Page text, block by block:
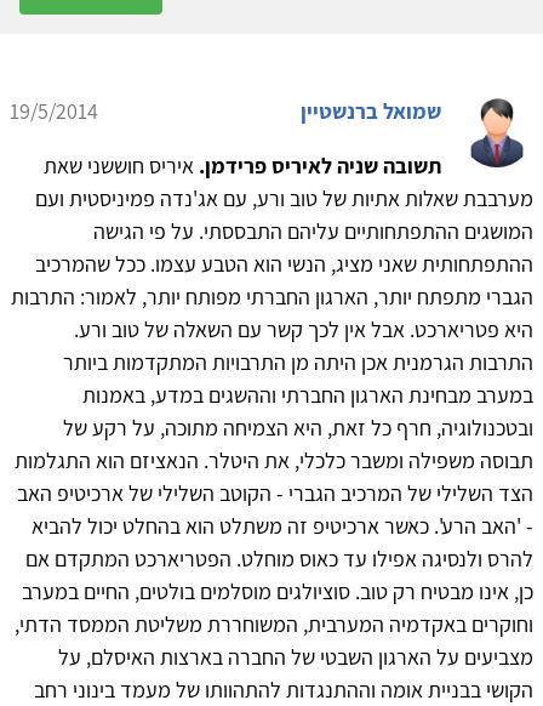
שמואל ברנשטיין
19/5/2014
תשובה שניה לאיריס פרידמן. איריס חוששני שאת
מערבבת שאלות אתיות של טוב ורע, עם אג'נדה פמיניסטית ועם
המושגים ההתפתחותיים עליהם התבססתי. על פי הגישה
ההתפתחותית שאני מציג, הנשי הוא הטבע עצמו. ככל שהמרכיב
הגברי מתפתח יותר, הארגון החברתי מפותח יותר, לאמור: התרבות
היא פטריארכט. אבל אין לכך קשר עם השאלה של טוב ורע.
התרבות הגרמנית אכן היתה מן התרבויות המתקדמות ביותר
במערב מבחינת הארגון החברתי וההשגים במדע, באמנות
ובטכנולוגיה, חרף כל זאת, היא הצמיחה מתוכה, על רקע של
תבוסה משפילה ומשבר כלכלי, את היטלר. הנאציזם הוא התגלמות
הצד השלילי של המרכיב הגברי - הקוטב השלילי של ארכיטיפ האב
- 'האב הרע'. כאשר ארכיטיפ זה משתלט הוא בהחלט יכול להביא
להרס ולנסיגה אפילו עד כאוס מוחלט. הפטריארכט המתקדם אם
כן, אינו מבטיח רק טוב. סוציולגים מוסלמים בולטים, החיים במערב
וחוקרים באקדמיה המערבית, המשוחררת משליטת הממסד הדתי,
מצביעים על הארגון השבטי של החברה בארצות האיסלם, על
הקושי בבניית אומה וההתנגדות להתהוותו של מעמד בינוני רחב